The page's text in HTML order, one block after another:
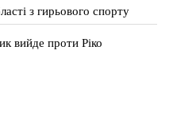
з гирьового спорту
вийде проти Ріко